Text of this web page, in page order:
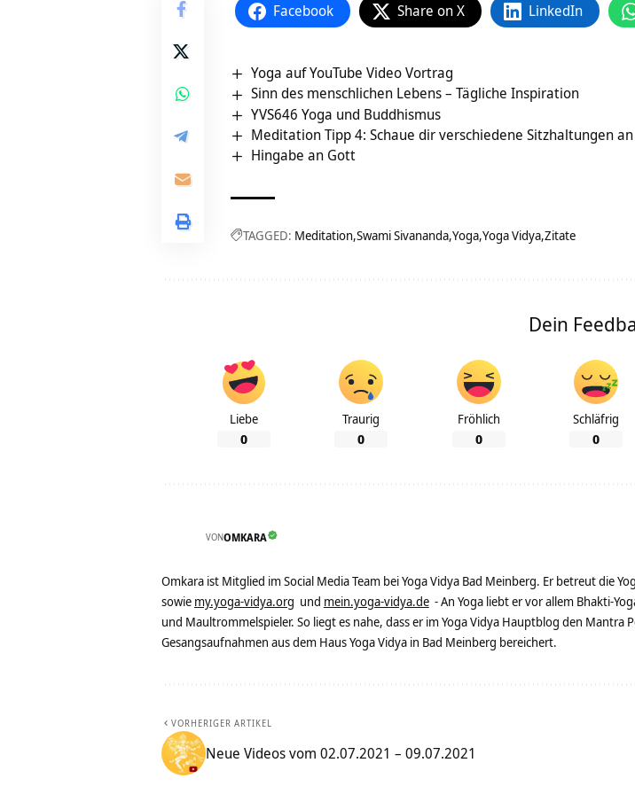
Facebook Share on X LinkedIn
Yoga auf YouTube Video Vortrag
Sinn des menschlichen Lebens – Tägliche Inspiration
YVS646 Yoga und Buddhismus
Meditation Tipp 4: Schaue dir verschiedene Sitzhaltungen an
Hingabe an Gott
TAGGED: Meditation Swami Sivananda Yoga Yoga Vidya Zitate
Dein
Liebe
0
Traurig
0
Fröhlich
0
Schläfrig
0
VONOMKARA
Omkara ist Mitglied im Social Media Team bei Yoga Vidya Bad Meinberg. Er betreut die
sowie my.yoga-vidya.org und mein.yoga-vidya.de - An Yoga liebt er vor allem Bhakti-
und Maultrommelspieler. So liegt es nahe, dass er im Yoga Vidya Hauptblog den
Gesangsaufnahmen aus dem Haus Yoga Vidya in Bad Meinberg bereichert.
VORHERIGER ARTIKEL
Neue Videos vom 02.07.2021 – 09.07.2021